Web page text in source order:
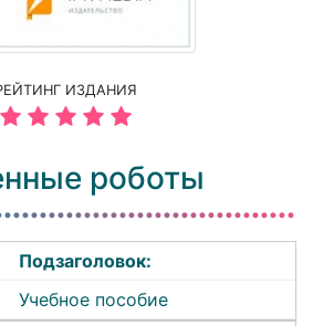
ИЗДАНИЯ
роботы
Подзаголовок:
Учебное пособие